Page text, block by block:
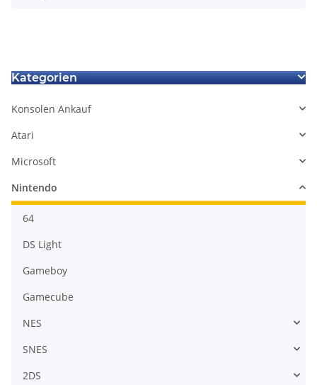
Kategorien
Konsolen Ankauf
Atari
Microsoft
Nintendo
64
DS Light
Gameboy
Gamecube
NES
SNES
2DS